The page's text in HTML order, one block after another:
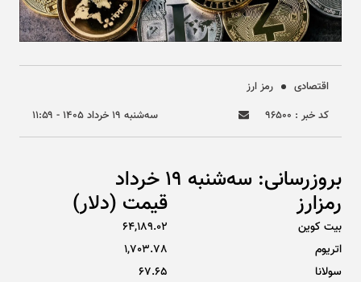
اقتصادی
رمز ارز
کد خبر : ۹۶۵۰۰
سه‌شنبه ۱۹ خرداد ۱۴۰۵ - ۱۱:۵۹
بروزرسانی: سه‌شنبه 19 خرداد
رمزارز قیمت (دلار)
بیت کوین
64,189.02
اتریوم
1,703.78
سولانا
67.65